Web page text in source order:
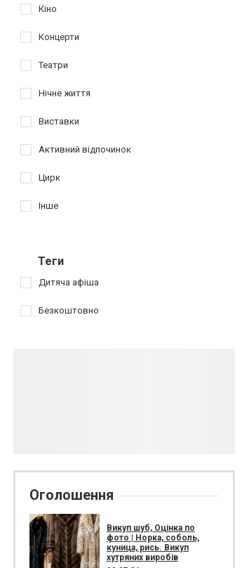
Кіно
Концерти
Театри
Нічне життя
Виставки
Активний відпочинок
Цирк
Інше
Теги
Дитяча афіша
Безкоштовно
Оголошення
Викуп шуб, Оцінка по
фото | Норка, соболь,
куница, рись. Викуп
хутряних виробів